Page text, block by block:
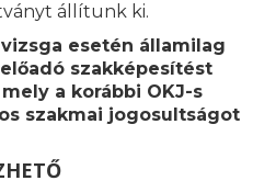
állítunk ki.
esetén államilag
szakképesítést
a korábbi OKJ-s
szakmai jogosultságot